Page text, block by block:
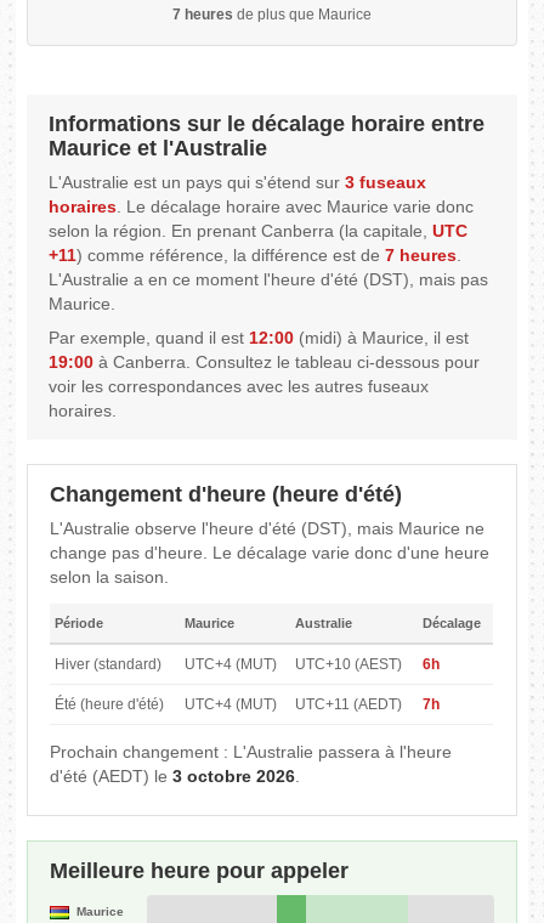
7 heures de plus que Maurice
Informations sur le décalage horaire entre
Maurice et l'Australie
L'Australie est un pays qui s'étend sur3 fuseaux
horaires. Le décalage horaire avec Maurice varie donc
selon la région. En prenant Canberra (la capitale,UTC
+11) comme référence, la différence est de7 heures.
L'Australie a en ce moment l'heure d'été (DST), mais pas
Maurice.
Par exemple, quand il est12:00 (midi) à Maurice, il est
19:00 à Canberra. Consultez le tableau ci-dessous pour
voir les correspondances avec les autres fuseaux
horaires.
Changement d'heure (heure d'été)
L'Australie observe l'heure d'été (DST), mais Maurice ne
change pas d'heure. Le décalage varie donc d'une heure
selon la saison.
Période Maurice Australie Décalage
Hiver (standard) UTC+4 (MUT) UTC+10 (AEST) 6h
Été (heure d'été) UTC+4 (MUT) UTC+11 (AEDT) 7h
Prochain changement : L'Australie passera à l'heure
d'été (AEDT) le3 octobre 2026.
Meilleure heure pour appeler
Maurice